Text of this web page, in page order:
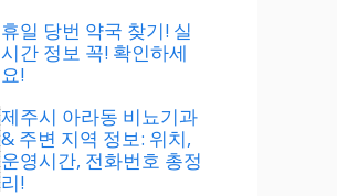
휴일 당번 약국 찾기! 실
시간 정보 꼭! 확인하세
요!
제주시 아라동 비뇨기과
& 주변 지역 정보: 위치,
운영시간, 전화번호 총정
리!